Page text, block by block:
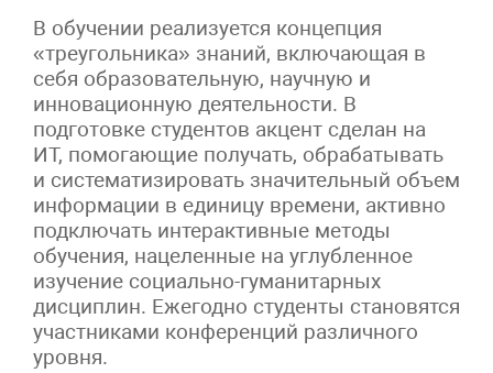
В обучении реализуется концепция
«треугольника» знаний, включающая в
себя образовательную, научную и
инновационную деятельности. В
подготовке студентов акцент сделан на
ИТ, помогающие получать, обрабатывать
и систематизировать значительный объем
информации в единицу времени, активно
подключать интерактивные методы
обучения, нацеленные на углубленное
изучение социально-гуманитарных
дисциплин. Ежегодно студенты становятся
участниками конференций различного
уровня.